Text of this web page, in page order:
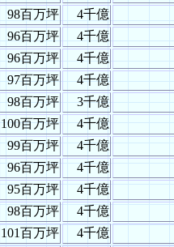
98百万坪
4千億
96百万坪
4千億
96百万坪
4千億
97百万坪
4千億
98百万坪
3千億
100百万坪
4千億
99百万坪
4千億
96百万坪
4千億
95百万坪
4千億
98百万坪
4千億
101百万坪
4千億